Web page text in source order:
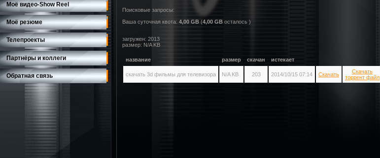
Моё видео-Show Reеl
Моё резюме
Телепроекты
Партнёры и коллеги
Обратная связь
Ваша суточная квота: 4,00 GB (4,00 GB осталось )
загружен: 2013
размер: N/A KB
название размер скачан истекает
скачать 3d фильмы для телевизора N/A KB 203 2014/10/15 07:14 Скачать
Скачать
торрент файл